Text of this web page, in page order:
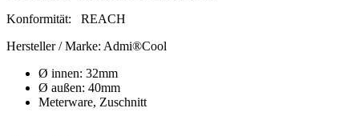
Konformität:
REACH
Hersteller / Marke: Admi®Cool
Ø innen: 32mm
Ø außen: 40mm
Meterware, Zuschnitt